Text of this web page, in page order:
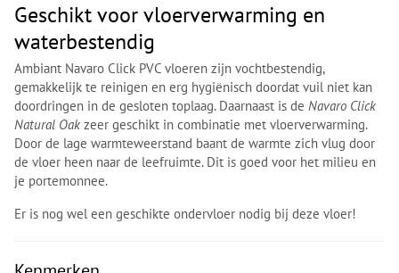
Geschikt voor vloerverwarming en
waterbestendig
Ambiant Navaro Click PVC vloeren zijn vochtbestendig,
gemakkelijk te reinigen en erg hygiënisch doordat vuil niet kan
doordringen in de gesloten toplaag. Daarnaast is de Navaro Click
Natural Oak zeer geschikt in combinatie met vloerverwarming.
Door de lage warmteweerstand baant de warmte zich vlug door
de vloer heen naar de leefruimte. Dit is goed voor het milieu en
je portemonnee.
Er is nog wel een geschikte ondervloer nodig bij deze vloer!